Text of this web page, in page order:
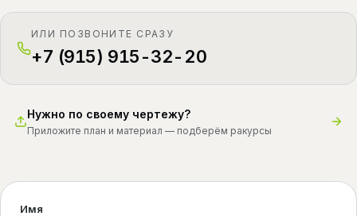
ИЛИ ПОЗВОНИТЕ СРАЗУ
+7 (915) 915-32-20
Нужно по своему чертежу?
Приложите план и материал — подберём ракурсы
Имя